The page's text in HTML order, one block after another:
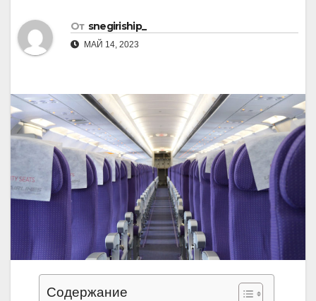
От snegiriship_
МАЙ 14, 2023
Содержание